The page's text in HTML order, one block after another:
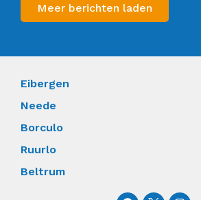
Meer berichten laden
Eibergen
Neede
Borculo
Ruurlo
Beltrum
F
I